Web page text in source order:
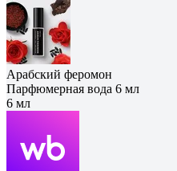
Арабский феромон
Парфюмерная вода 6 мл
6 мл